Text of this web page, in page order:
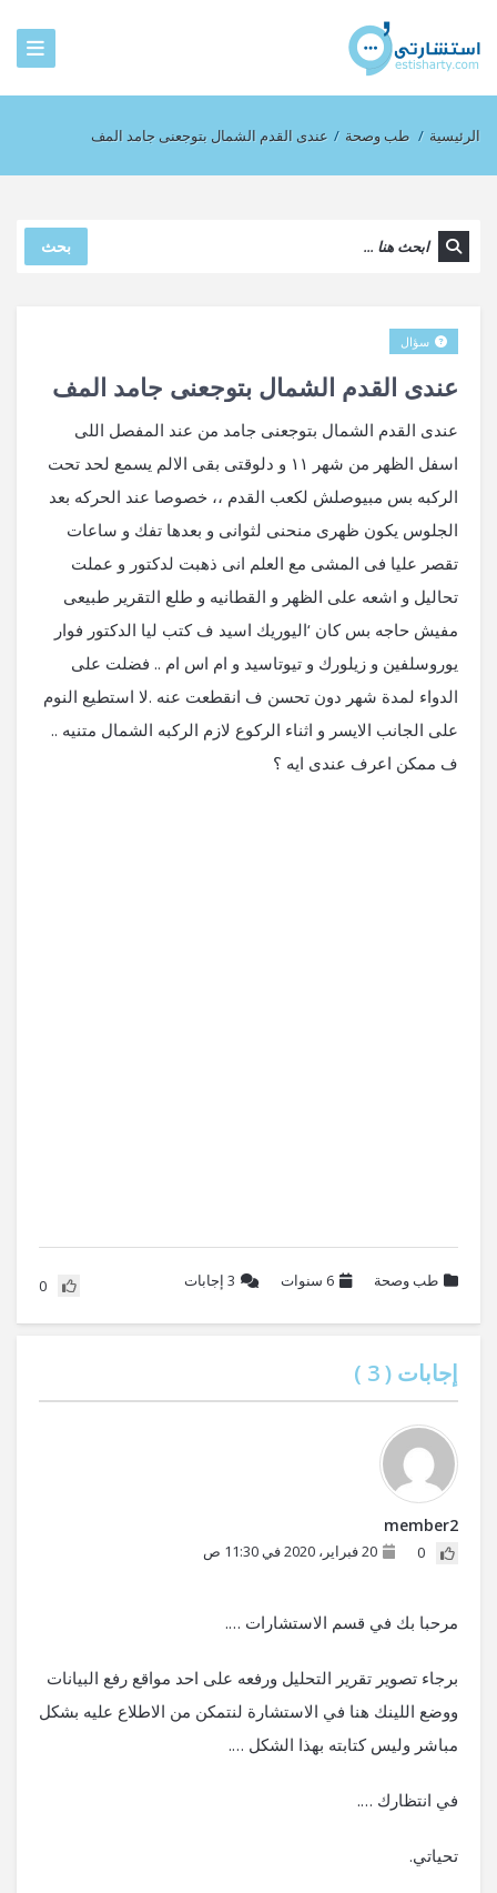
الرئيسية / طب وصحة / عندى القدم الشمال بتوجعنى جامد المف
بحث
عندى القدم الشمال بتوجعنى جامد المف
سؤال
عندى القدم الشمال بتوجعنى جامد من عند المفصل اللى
اسفل الظهر من شهر ١١ و دلوقتى بقى الالم يسمع لحد تحت
الركبه بس مبيوصلش لكعب القدم ،، خصوصا عند الحركه بعد
الجلوس يكون ظهرى منحنى لثوانى و بعدها تفك و ساعات
تقصر عليا فى المشى مع العلم انى ذهبت لدكتور و عملت
تحاليل و اشعه على الظهر و القطانيه و طلع التقرير طبيعى
مفيش حاجه بس كان ‘اليوريك اسيد ف كتب ليا الدكتور فوار
يوروسلفين و زيلورك و تيوتاسيد و ام اس ام .. فضلت على
الدواء لمدة شهر دون تحسن ف انقطعت عنه .لا استطيع النوم
على الجانب الايسر و اثناء الركوع لازم الركبه الشمال متنيه ..
ف ممكن اعرف عندى ايه ؟
طب وصحة 6 سنوات 3 إجابات 0
إجابات (3
)
member2
0 20 فبراير، 2020 في 11:30 ص
مرحبا بك في قسم الاستشارات ….
برجاء تصوير تقرير التحليل ورفعه على احد مواقع رفع البيانات
ووضع اللينك هنا في الاستشارة لنتمكن من الاطلاع عليه بشكل
مباشر وليس كتابته بهذا الشكل ….
في انتظارك ….
تحياتي.